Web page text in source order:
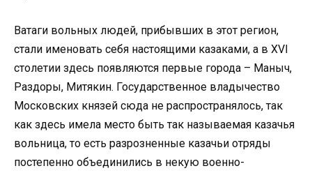
Ватаги вольных людей, прибывших в этот регион,
стали именовать себя настоящими казаками, а в XVI
столетии здесь появляются первые города – Маныч,
Раздоры, Митякин. Государственное владычество
Московских князей сюда не распространялось, так
как здесь имела место быть так называемая казачья
вольница, то есть разрозненные казачьи отряды
постепенно объединились в некую военно-